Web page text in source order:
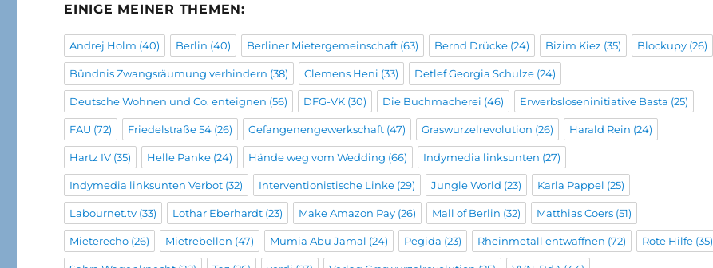
EINIGE MEINER THEMEN:
Andrej Holm (40) Berlin (40) Berliner Mietergemeinschaft (63) Bernd Drücke (24) Bizim Kiez (35) Blockupy (26)
Bündnis Zwangsräumung verhindern (38) Clemens Heni (33) Detlef Georgia Schulze (24)
Deutsche Wohnen und Co. enteignen (56) DFG-VK (30) Die Buchmacherei (46) Erwerbsloseninitiative Basta (25)
FAU (72) Friedelstraße 54 (26) Gefangenengewerkschaft (47) Graswurzelrevolution (26) Harald Rein (24)
Hartz IV (35) Helle Panke (24) Hände weg vom Wedding (66) Indymedia linksunten (27)
Indymedia linksunten Verbot (32) Interventionistische Linke (29) Jungle World (23) Karla Pappel (25)
Labournet.tv (33) Lothar Eberhardt (23) Make Amazon Pay (26) Mall of Berlin (32) Matthias Coers (51)
Mieterecho (26) Mietrebellen (47) Mumia Abu Jamal (24) Pegida (23) Rheinmetall entwaffnen (72) Rote Hilfe (35)